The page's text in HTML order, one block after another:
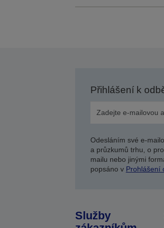
Přihlášení k
Odesláním své e-
a průzkumů trhu, o
mailu nebo jinými
popsáno v Prohlášení
Služby